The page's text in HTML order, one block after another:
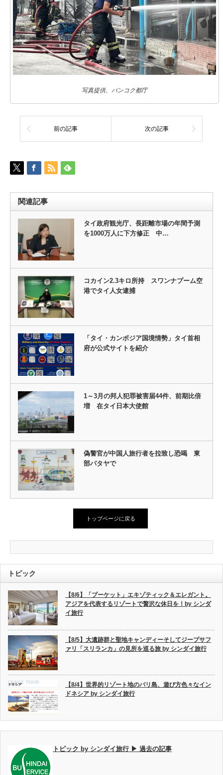
写真提供、バンコク都庁
前の記事 次の記事
関連記事
タイ政府観光庁、長距離市場の年間予測
を1000万人に下方修正 中…
コカイン2.3キロ所持 スワンナプーム空
港でタイ人女逮捕
「タイ・カンボジア国境情勢」タイ首相
府が公式サイトを紹介
1～3月の邦人犯罪被害届44件、前期比倍
増 在タイ日本大使館
偽警官が中国人旅行者を拉致し恐喝 東
部パタヤで
トップページに戻る
トピック
【8/6】「プーケット」エキゾティック＆エレガント。
アジアを代表するリゾートで贅沢な休日を！by シンダ
イ旅行
【8/5】大遺跡群と聖地キャンディーそしてジープサフ
ァリ「スリランカ」の見所を巡る旅 by シンダイ旅行
【8/4】世界的リゾート地のバリ島、遊び方色々なイン
ドネシア by シンダイ旅行
トピック by シンダイ旅行 ▶ 過去の記事